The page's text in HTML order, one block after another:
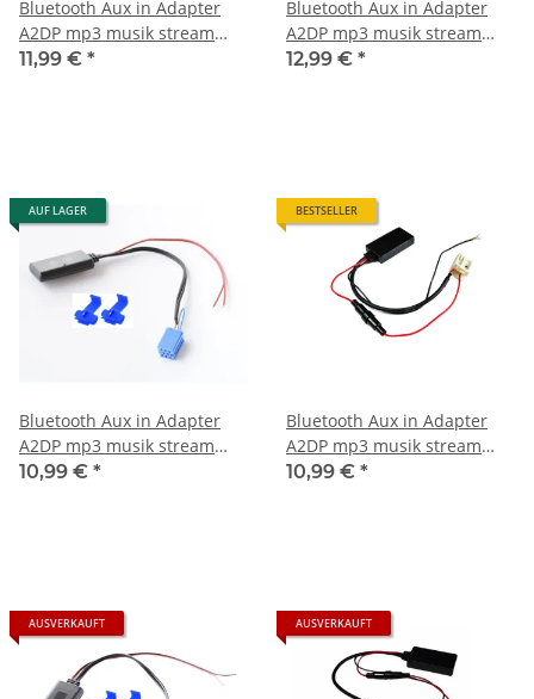
Bluetooth Aux in Adapter
A2DP mp3 musik stream
passend für Opel Corsa
11,99 € *
Bluetooth Aux in Adapter
A2DP mp3 musik stream
passend für Peugeot 307
12,99 € *
AUF LAGER
Bluetooth Aux in Adapter
A2DP mp3 musik stream
passend für Smart 450
10,99 € *
BESTSELLER
Bluetooth Aux in Adapter
A2DP mp3 musik stream
passend für vw rns510 mp3
10,99 € *
AUSVERKAUFT AUSVERKAUFT